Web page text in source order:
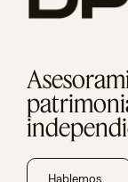
Hablemos